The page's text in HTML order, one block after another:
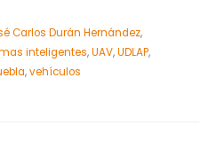
Carlos Durán Hernández,
inteligentes,UAV,UDLAP,
,vehículos